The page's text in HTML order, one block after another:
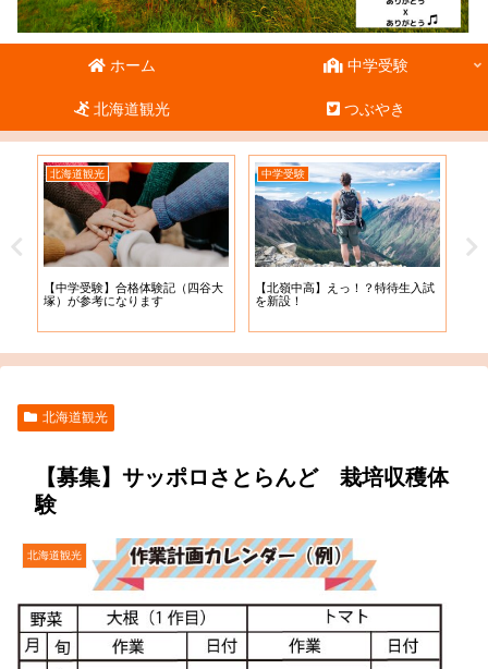
ホーム 中学受験
北海道観光 つぶやき
北海道観光
【中学受験】合格体験記（四谷大
塚）が参考になります
中学受験
【北嶺中高】えっ！？特待生入試
を新設！
北海道観光
【募集】サッポロさとらんど 栽培収穫体
験
北海道観光